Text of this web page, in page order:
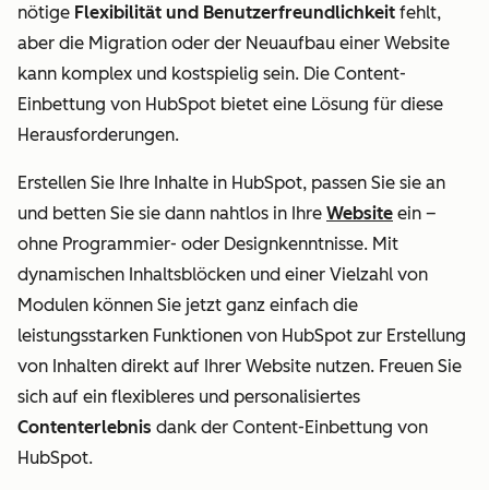
nötige Flexibilität und Benutzerfreundlichkeit fehlt,
aber die Migration oder der Neuaufbau einer Website
kann komplex und kostspielig sein. Die Content-
Einbettung von HubSpot bietet eine Lösung für diese
Herausforderungen.
Erstellen Sie Ihre Inhalte in HubSpot, passen Sie sie an
und betten Sie sie dann nahtlos in Ihre Website ein –
ohne Programmier- oder Designkenntnisse. Mit
dynamischen Inhaltsblöcken und einer Vielzahl von
Modulen können Sie jetzt ganz einfach die
leistungsstarken Funktionen von HubSpot zur Erstellung
von Inhalten direkt auf Ihrer Website nutzen. Freuen Sie
sich auf ein flexibleres und personalisiertes
Contenterlebnis dank der Content-Einbettung von
HubSpot.